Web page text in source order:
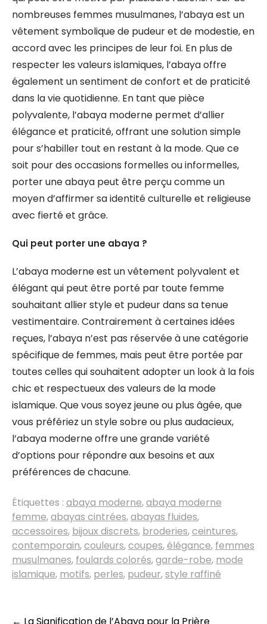
nombreuses femmes musulmanes, l’abaya est un
vêtement symbolique de pudeur et de modestie, en
accord avec les principes de leur foi. En plus de
respecter les valeurs islamiques, l’abaya offre
également un sentiment de confort et de praticité
dans la vie quotidienne. En tant que pièce
polyvalente, l’abaya moderne permet d’allier
élégance et praticité, offrant une solution simple
pour s’habiller tout en restant à la mode. Que ce
soit pour des occasions formelles ou informelles,
porter une abaya peut être perçu comme un
moyen d’affirmer sa identité culturelle et religieuse
avec fierté et grâce.
Qui peut porter une abaya ?
L’abaya moderne est un vêtement polyvalent et
élégant qui peut être porté par toute femme
souhaitant allier style et pudeur dans sa tenue
vestimentaire. Contrairement à certaines idées
reçues, l’abaya n’est pas réservée à une catégorie
spécifique de femmes, mais peut être portée par
toutes celles qui souhaitent adopter un look à la fois
chic et respectueux des valeurs de la mode
islamique. Que vous soyez jeune ou plus âgée, que
vous préfériez un style sobre ou plus audacieux,
l’abaya moderne offre une grande variété
d’options pour répondre aux besoins et aux
préférences de chacune.
Étiquettes : abaya moderne,abaya moderne
femme,abayas cintrées,abayas fluides,
accessoires, bijoux discrets, broderies,ceintures,
contemporain,couleurs,coupes,élégance, femmes
musulmanes, foulards colorés,garde-robe, mode
islamique, motifs, perles, pudeur,style raffiné